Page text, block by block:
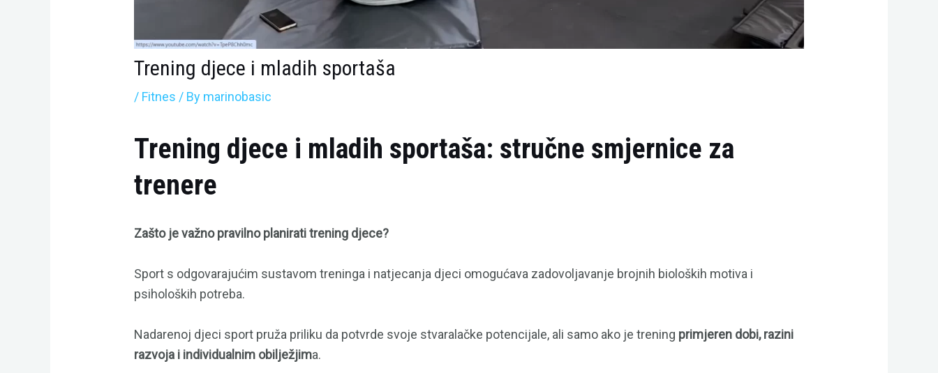
Trening djece i mladih sportaša
/ Fitnes / By marinobasic
Trening djece i mladih sportaša: stručne smjernice za
trenere
Zašto je važno pravilno planirati trening djece?
Sport s odgovarajućim sustavom treninga i natjecanja djeci omogućava zadovoljavanje brojnih bioloških motiva i
psiholoških potreba.
Nadarenoj djeci sport pruža priliku da potvrde svoje stvaralačke potencijale, ali samo ako je trening primjeren dobi, razini
razvoja i individualnim obilježjima.